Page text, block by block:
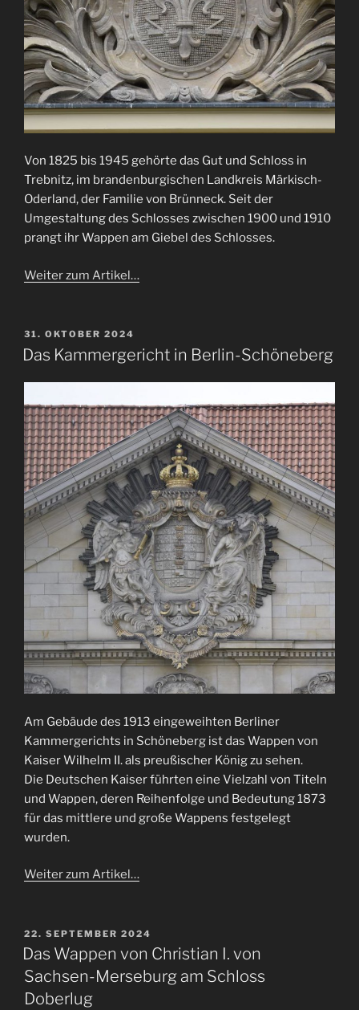
Von 1825 bis 1945 gehörte das Gut und Schloss in
Trebnitz, im brandenburgischen Landkreis Märkisch-
Oderland, der Familie von Brünneck. Seit der
Umgestaltung des Schlosses zwischen 1900 und 1910
prangt ihr Wappen am Giebel des Schlosses.
Weiter zum Artikel…
VERÖFFENTLICHT
AM
31. OKTOBER 2024
Das Kammergericht in Berlin-Schöneberg
Am Gebäude des 1913 eingeweihten Berliner
Kammergerichts in Schöneberg ist das Wappen von
Kaiser Wilhelm II. als preußischer König zu sehen.
Die Deutschen Kaiser führten eine Vielzahl von Titeln
und Wappen, deren Reihenfolge und Bedeutung 1873
für das mittlere und große Wappens festgelegt
wurden.
Weiter zum Artikel…
VERÖFFENTLICHT
AM
22. SEPTEMBER 2024
Das Wappen von Christian I. von
Sachsen-Merseburg am Schloss
Doberlug